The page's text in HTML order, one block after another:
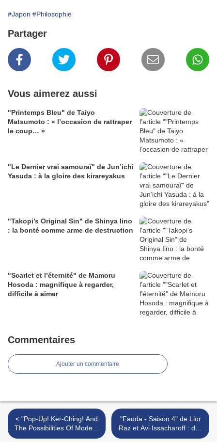
#Japon #Philosophie
Partager
Vous aimerez aussi
"Printemps Bleu" de Taiyo
Matsumoto : « l’occasion de rattraper
le coup… »
"Le Dernier vrai samouraï" de Jun’ichi
Yasuda : à la gloire des kirareyakus
"Takopi’s Original Sin" de Shinya Iino
: la bonté comme arme de destruction
"Scarlet et l’éternité" de Mamoru
Hosoda : magnifique à regarder,
difficile à aimer
Commentaires
Ajouter un commentaire
< "Pop-Up! Ker-Ching! And
The Possibilities Of Modern
Shopping" de Mozart Estate
"Fauda - Saison 4" de Lior
Raz et Avi Issacharoff : des
vies sans issues >